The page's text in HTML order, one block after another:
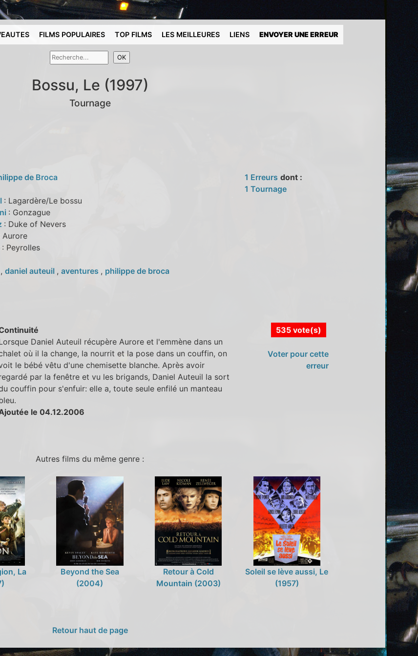
FILMS POPULAIRES TOP FILMS LES MEILLEURES LIENS ENVOYER UNE ERREUR
Bossu, Le (1997)
Tournage
de Broca
: Lagardère/Le bossu
: Gonzague
: Duke of Nevers
Aurore
: Peyrolles
, daniel auteuil , aventures , philippe de broca
1 Erreurs dont :
1 Tournage
Daniel Auteuil récupère Aurore et l'emmène dans un
où il la change, la nourrit et la pose dans un couffin, on
le bébé vêtu d'une chemisette blanche. Après avoir
par la fenêtre et vu les brigands, Daniel Auteuil la sort
couffin pour s'enfuir: elle a, toute seule enfilé un manteau
le 04.12.2006
535 vote(s)
Voter pour cette
erreur
Autres films du même genre :
La
Beyond the Sea
(2004)
Retour à Cold
Mountain (2003)
Soleil se lève aussi, Le
(1957)
Retour haut de page